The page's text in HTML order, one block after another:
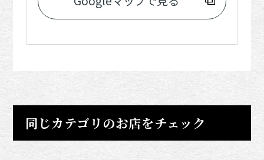
同じカテゴリのお店をチェック